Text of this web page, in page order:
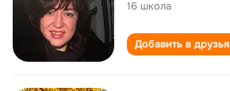
16 школа
Добавить в друзья